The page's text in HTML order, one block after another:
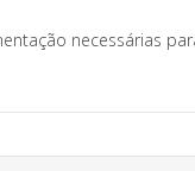
necessárias